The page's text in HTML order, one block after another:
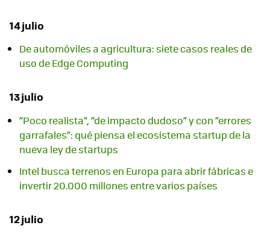
14 julio
De automóviles a agricultura: siete casos reales de
uso de Edge Computing
13 julio
“Poco realista”, “de impacto dudoso” y con “errores
garrafales”: qué piensa el ecosistema startup de la
nueva ley de startups
Intel busca terrenos en Europa para abrir fábricas e
invertir 20.000 millones entre varios países
12 julio